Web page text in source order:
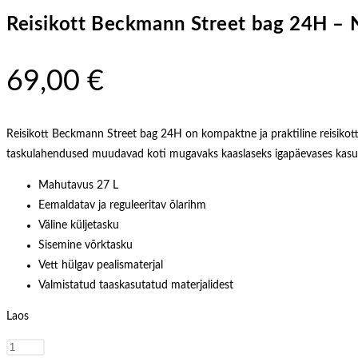
Reisikott Beckmann Street bag 24H –
69,00 €
Reisikott Beckmann Street bag 24H on kompaktne ja praktiline
taskulahendused muudavad koti mugavaks kaaslaseks igapäevases
Mahutavus 27 L
Eemaldatav ja reguleeritav õlarihm
Väline küljetasku
Sisemine võrktasku
Vett hülgav pealismaterjal
Valmistatud taaskasutatud materjalidest
Laos
Reisikott